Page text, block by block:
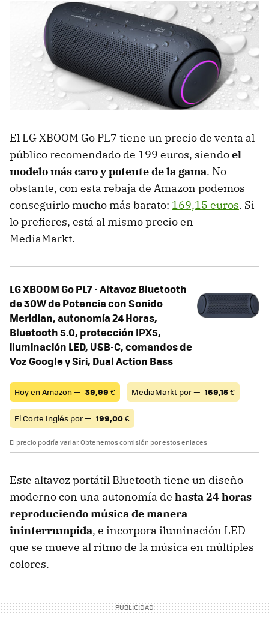
El LG XBOOM Go PL7 tiene un precio de venta al
público recomendado de 199 euros, siendoel
modelo más caro y potente de la gama. No
obstante, con esta rebaja de Amazon podemos
conseguirlo mucho más barato: 169,15 euros. Si
lo prefieres, está al mismo precio en
MediaMarkt.
LG XBOOM Go PL7 - Altavoz Bluetooth
de 30W de Potencia con Sonido
Meridian, autonomía 24 Horas,
Bluetooth 5.0, protección IPX5,
iluminación LED, USB-C, comandos de
Voz Google y Siri, Dual Action Bass
Hoy en Amazon — 39,99 € MediaMarkt por — 169,15€
El Corte Inglés por — 199,00€
El precio podría variar. Obtenemos comisión por estos enlaces
Este altavoz portátil Bluetooth tiene un diseño
moderno con una autonomía de hasta 24 horas
reproduciendo música de manera
ininterrumpida, e incorpora iluminación LED
que se mueve al ritmo de la música en múltiples
colores.